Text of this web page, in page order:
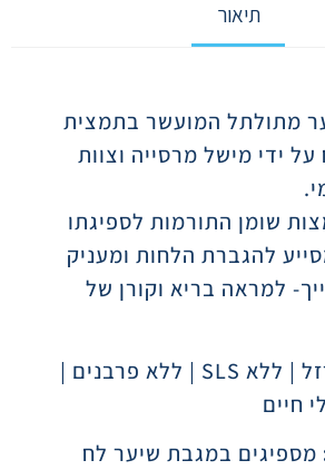
תיאור
מתולתל המועשר בתמצית
ידי מישל מרסייה וצוות
שומן התורמות לספיגתו
להגברת הלחות ומעניק
למראה בריא וקורן של
סוג שיער: מקורזל | ללא SLS | ללא פרבנים |
חיים
מספיגים במגבת שיער לח